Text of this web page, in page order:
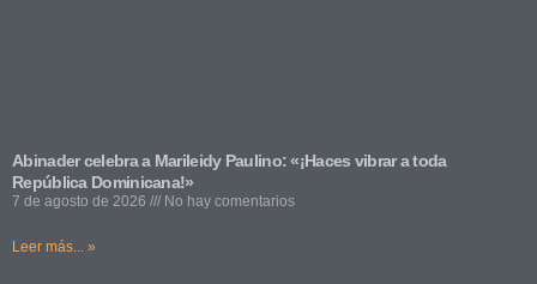
Abinader celebra a Marileidy Paulino: «¡Haces vibrar a toda
República Dominicana!»
7 de agosto de 2026 No hay comentarios
Leer más... »